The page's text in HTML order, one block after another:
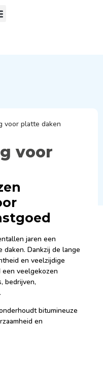
voor platte daken
voor
jaren een
Dankzij de lange
en veelzijdige
veelgekozen
bedrijven,
bitumineuze
en